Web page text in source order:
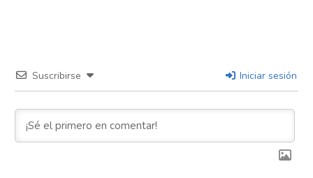
Suscribirse Iniciar sesión